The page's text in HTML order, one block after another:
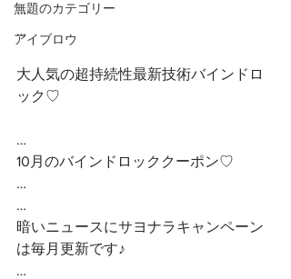
無題のカテゴリー
アイブロウ
…
…
大人気の超持続性最新技術バインドロ
ック♡
…
10月のバインドロッククーポン♡
…
…
暗いニュースにサヨナラキャンペーン
は毎月更新です♪
…